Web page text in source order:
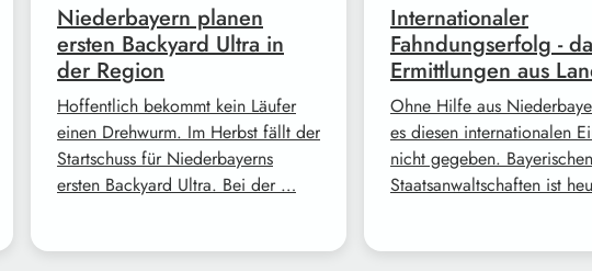
Niederbayern planen
ersten Backyard Ultra in
der Region
Hoffentlich bekommt kein Läufer
einen Drehwurm. Im Herbst fällt der
Startschuss für Niederbayerns
ersten Backyard Ultra. Bei der …
Internationaler
Fahndungserfolg -
Ermittlungen aus
Ohne Hilfe aus
es diesen internationalen
nicht gegeben. Bayerischen
Staatsanwaltschaften ist